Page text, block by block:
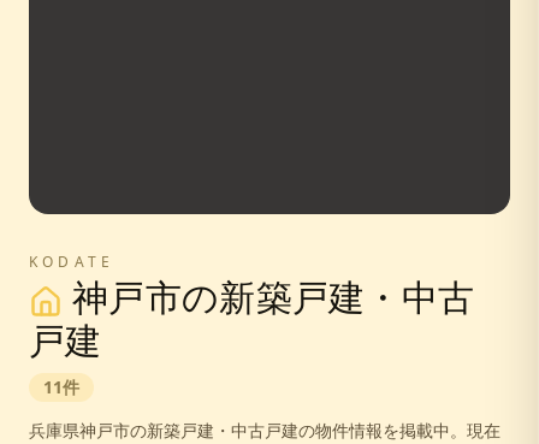
KODATE
神戸市の新築戸建・中古
戸建
11件
兵庫県神戸市の新築戸建・中古戸建の物件情報を掲載中。 現在